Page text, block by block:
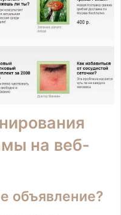
на веб-
объявление?